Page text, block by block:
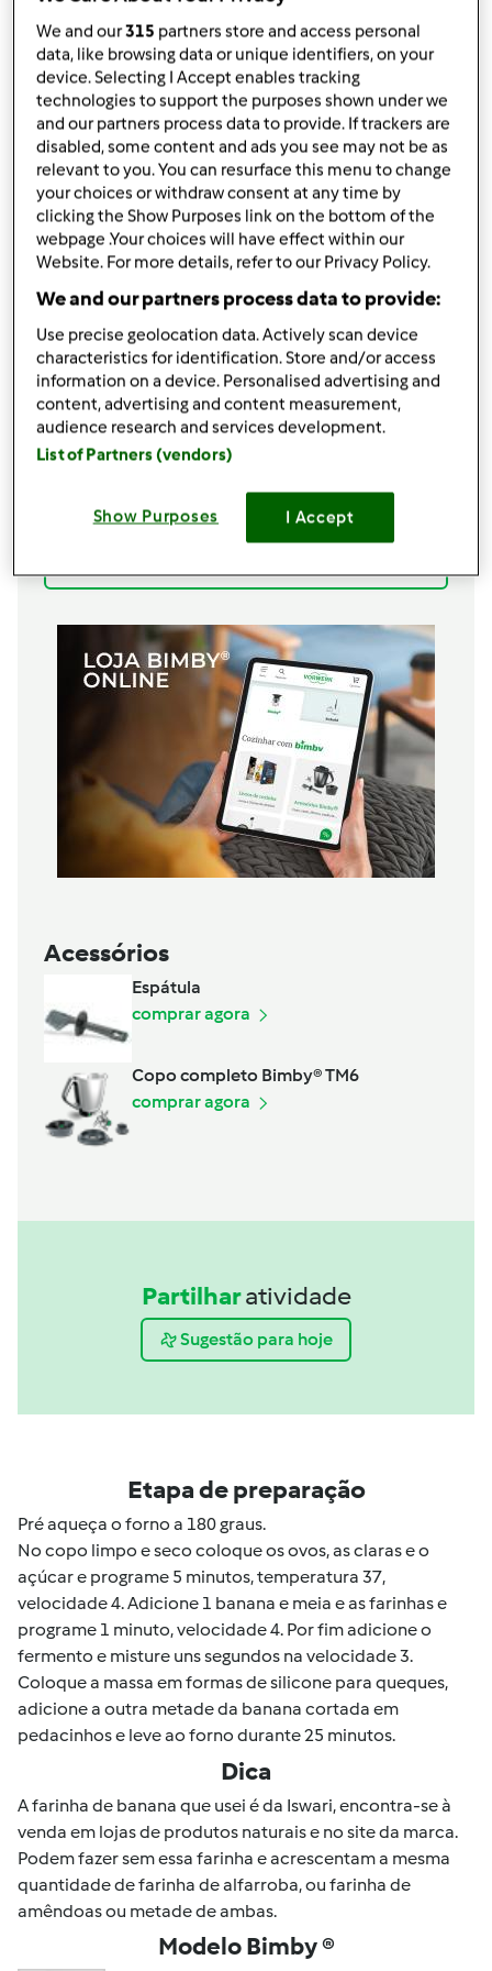
published: 29.05.2017
alterado: 29.05.2017
Adicionar às minhas coleções
Partilhar receita
Criar uma variante
Ingredientes
4unidadesovos
200gclaras
20gAçúcar de coco
25gFarinha de banana
25gFarinha de amêndoas
c. chá defermento para bolos
Acessórios
Espátula
comprar agora
Copo completo Bimby® TM6
comprar agora
Partilharatividade
Sugestão para hoje
Etapa de preparação
Pré aqueça o forno a 180 graus.
No copo limpo e seco coloque os ovos, as claras e o
açúcar e programe 5 minutos, temperatura 37,
velocidade 4. Adicione 1 banana e meia e as farinhas e
programe 1 minuto, velocidade 4. Por fim adicione o
fermento e misture uns segundos na velocidade 3.
Coloque a massa em formas de silicone para queques,
adicione a outra metade da banana cortada em
pedacinhos e leve ao forno durante 25 minutos.
Dica
A farinha de banana que usei é da Iswari, encontra-se à
venda em lojas de produtos naturais e no site da marca.
Podem fazer sem essa farinha e acrescentam a mesma
quantidade de farinha de alfarroba, ou farinha de
amêndoas ou metade de ambas.
Modelo Bimby ®
We and our315 partners store and access personal
data, like browsing data or unique identifiers, on your
device. Selecting I Accept enables tracking
technologies to support the purposes shown under we
and our partners process data to provide. If trackers are
disabled, some content and ads you see may not be as
relevant to you. You can resurface this menu to change
your choices or withdraw consent at any time by
clicking the Show Purposes link on the bottom of the
webpage .Your choices will have effect within our
Website. For more details, refer to our Privacy Policy.
We and our partners process data to provide:
Use precise geolocation data. Actively scan device
characteristics for identification. Store and/or access
information on a device. Personalised advertising and
content, advertising and content measurement,
audience research and services development.
List of Partners (vendors)
Show Purposes I Accept